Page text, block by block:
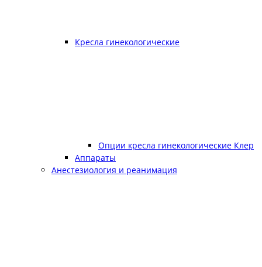
Кресла гинекологические
Опции кресла гинекологические Клер
Аппараты
Анестезиология и реанимация